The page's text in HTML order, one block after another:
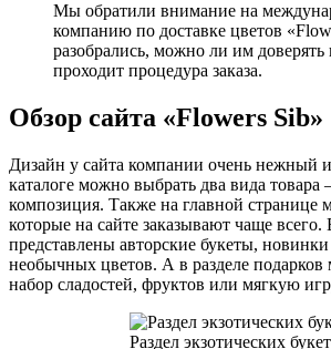
Мы обратили внимание на
компанию по доставке цветов
разобрались, можно ли им доверять
проходит процедура заказа.
Обзор сайта «Flowers Sib»
Дизайн у сайта компании очень нежный
каталоге можно выбрать два вида товара
композиция. Также на главной странице
которые на сайте заказывают чаще всего.
представлены авторские букеты,
необычных цветов. А в разделе
набор сладостей, фруктов или мягкую
Раздел экзотических